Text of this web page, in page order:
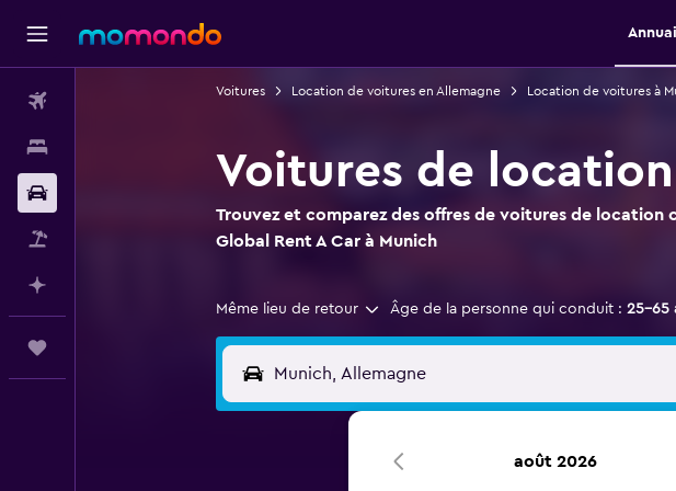
Voitures Location de voitures en Allemagne Location de voitures à
Voitures de
Trouvez et comparez des offres de voitures de location
Global Rent A Car à Munich
Même lieu de retour Âge de la personne qui conduit : 25-65
août 2026